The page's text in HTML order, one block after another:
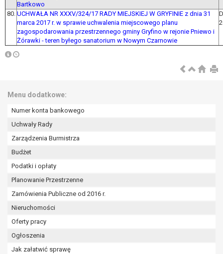
Bartkowo
80. UCHWAŁA NR XXXV/324/17 RADY MIEJSKIEJ W GRYFINIE z dnia 31
marca 2017 r. w sprawie uchwalenia miejscowego planu
zagospodarowania przestrzennego gminy Gryfino w rejonie Pniewo i
Żórawki - teren byłego sanatorium w Nowym Czarnowie
Menu dodatkowe:
Numer konta bankowego
Uchwały Rady
Zarządzenia Burmistrza
Budżet
Podatki i opłaty
Planowanie Przestrzenne
Zamówienia Publiczne od 2016 r.
Nieruchomości
Oferty pracy
Ogłoszenia
Jak załatwić sprawę